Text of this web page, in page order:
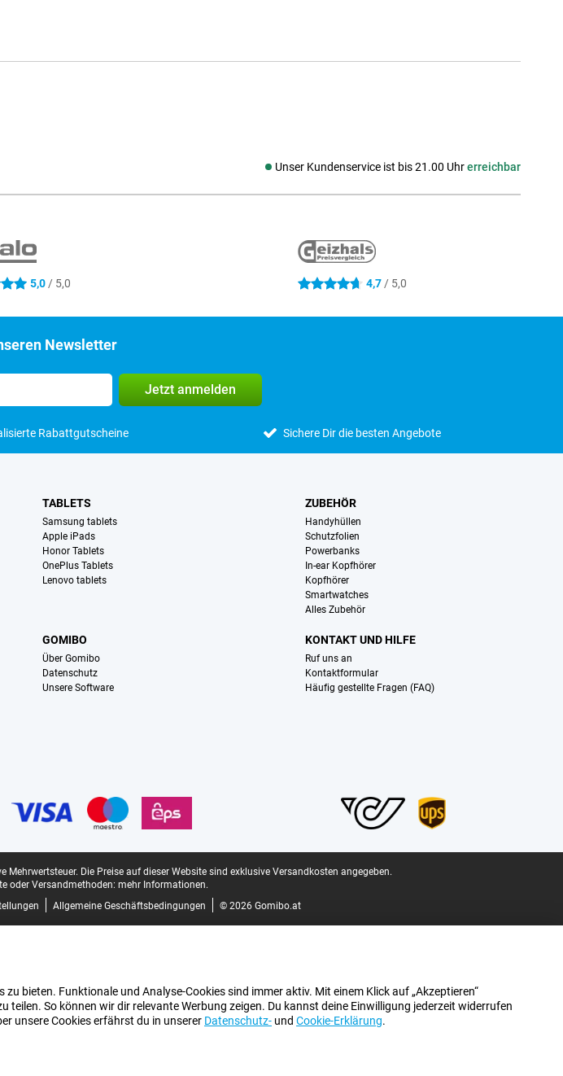
Unser Kundenservice ist bis 21.00 Uhrerreichbar
Social media
5,0/ 5,0 4.7 Sterne 4,7 / 5,0
Newsletter
Jetzt anmelden
Rabattgutscheine Sichere Dir die besten Angebote
TABLETS
Samsung tablets
Apple iPads
Honor Tablets
OnePlus Tablets
Lenovo tablets
ZUBEHÖR
Handyhüllen
Schutzfolien
Powerbanks
In-ear Kopfhörer
Kopfhörer
Smartwatches
Alles Zubehör
GOMIBO
Über Gomibo
Datenschutz
Unsere Software
KONTAKT UND HILFE
Ruf uns an
Kontaktformular
Häufig gestellte Fragen (FAQ)
Mehrwertsteuer. Die Preise auf dieser Website sind exklusive Versandkosten angegeben.
oder Versandmethoden: mehr Informationen.
Allgemeine Geschäftsbedingungen © 2026 Gomibo.at
bieten. Funktionale und Analyse-Cookies sind immer aktiv. Mit einem Klick auf „Akzeptieren“
So können wir dir relevante Werbung zeigen. Du kannst deine Einwilligung jederzeit widerrufen
unsere Cookies erfährst du in unserer Datenschutz- und Cookie-Erklärung.